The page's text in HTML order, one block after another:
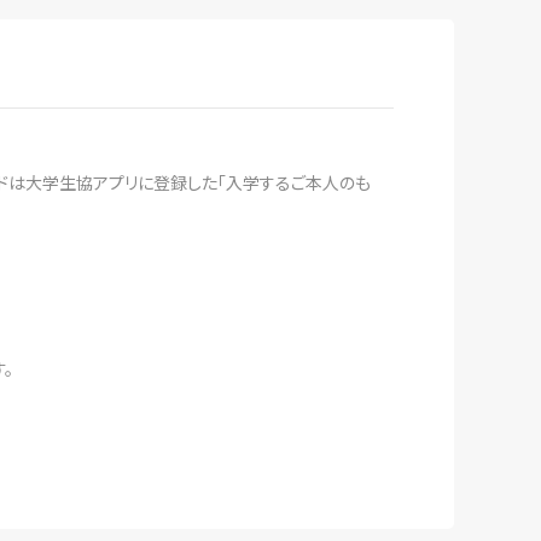
は大学生協アプリに登録した「入学するご本人のも